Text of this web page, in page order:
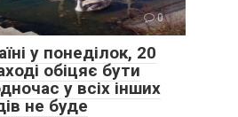
0
у понеділок, 20
обіцяє бути
у всіх інших
не буде